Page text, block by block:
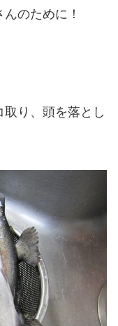
のために！
り、頭を落とし